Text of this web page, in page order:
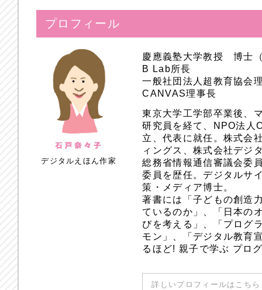
プロフィール
デジタルえほん作家
慶應義塾大学教授 博士
B Lab所長
一般社団法人超教育協会
CANVAS理事長
東京大学工学部卒業後、
研究員を経て、NPO法人
立、代表に就任。株式会
ィングス、株式会社デジ
総務省情報通信審議会委
委員を歴任。デジタルサ
策・メディア博士。
著書には「子どもの創造
ているのか」、「日本の
びを考える」、「プログ
モン」、「デジタル教育
るほど! 親子で学ぶ プロ
詳しいプロフィールはこち